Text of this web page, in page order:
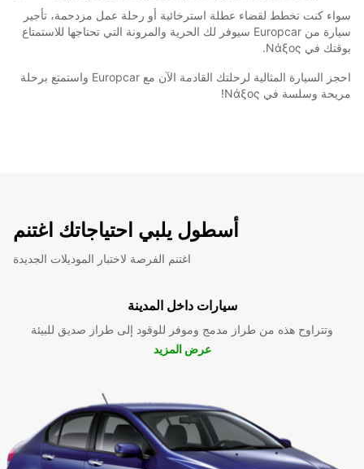
سواء كنت تخطط لقضاء عطلة استرخائية أو رحلة عمل مزدحمة، تأجير
سيارة من Europcar سيوفر لك الحرية والمرونة التي تحتاجها للاستمتاع
بوقتك في Νάξος.
احجز السيارة المثالية لرحلتك القادمة الآن مع Europcar واستمتع برحلة
مريحة وسلسة في Νάξος!
أسطول يلبي احتياجاتك اغتنم
اغتنم الفرصة لاختبار الموديلات الجديدة
سيارات داخل المدينة
وتتراوح هذه من طراز مدمج وموفر للوقود إلى طراز صديق للبيئة
عرض المزيد